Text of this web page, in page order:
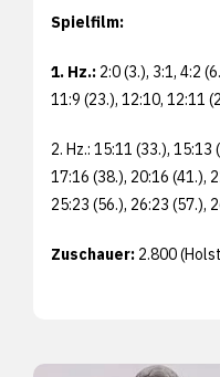
Spielfilm:
1. Hz.: 2:0 (3.), 3:1, 4:2
11:9 (23.), 12:10, 12:11
2. Hz.: 15:11 (33.),
17:16 (38.), 20:16 (41.),
25:23 (56.), 26:23 (57.),
Zuschauer: 2.800